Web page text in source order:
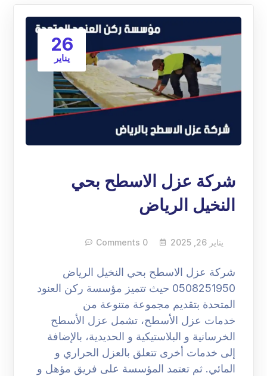
26
يناير
شركة عزل الاسطح بحي
النخيل الرياض
يناير 26, 2025 0 Comments
شركة عزل الاسطح بحي النخيل الرياض
0508251950 حيث تتميز مؤسسة ركن العنود
المتحدة بتقديم مجموعة متنوعة من
خدمات عزل الأسطح، تشمل عزل الأسطح
الخرسانية و البلاستيكية و الحديدية، بالإضافة
إلى خدمات أخرى تتعلق بالعزل الحراري و
المائي. ثم تعتمد المؤسسة على فريق مؤهل و